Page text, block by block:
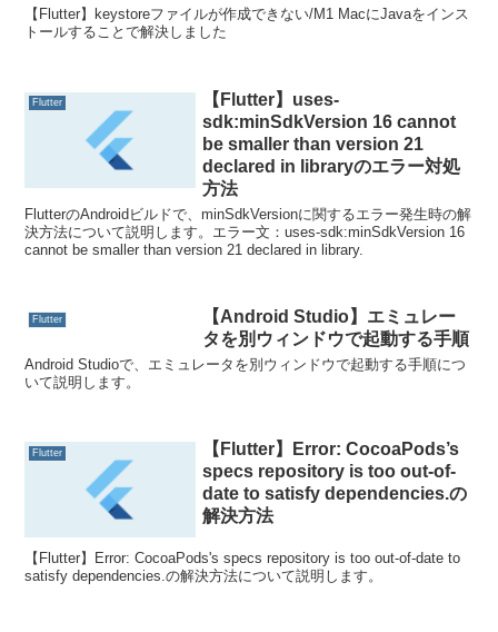
【Flutter】keystoreファイルが作成できない/M1 MacにJavaをインス
トールすることで解決しました
Flutter
【Flutter】uses-
sdk:minSdkVersion 16 cannot
be smaller than version 21
declared in libraryのエラー対処
方法
FlutterのAndroidビルドで、minSdkVersionに関するエラー発生時の解
決方法について説明します。エラー文：uses-sdk:minSdkVersion 16
cannot be smaller than version 21 declared in library.
Flutter
【Android Studio】エミュレー
タを別ウィンドウで起動する手順
Android Studioで、エミュレータを別ウィンドウで起動する手順につ
いて説明します。
Flutter
【Flutter】Error: CocoaPods’s
specs repository is too out-of-
date to satisfy dependencies.の
解決方法
【Flutter】Error: CocoaPods's specs repository is too out-of-date to
satisfy dependencies.の解決方法について説明します。